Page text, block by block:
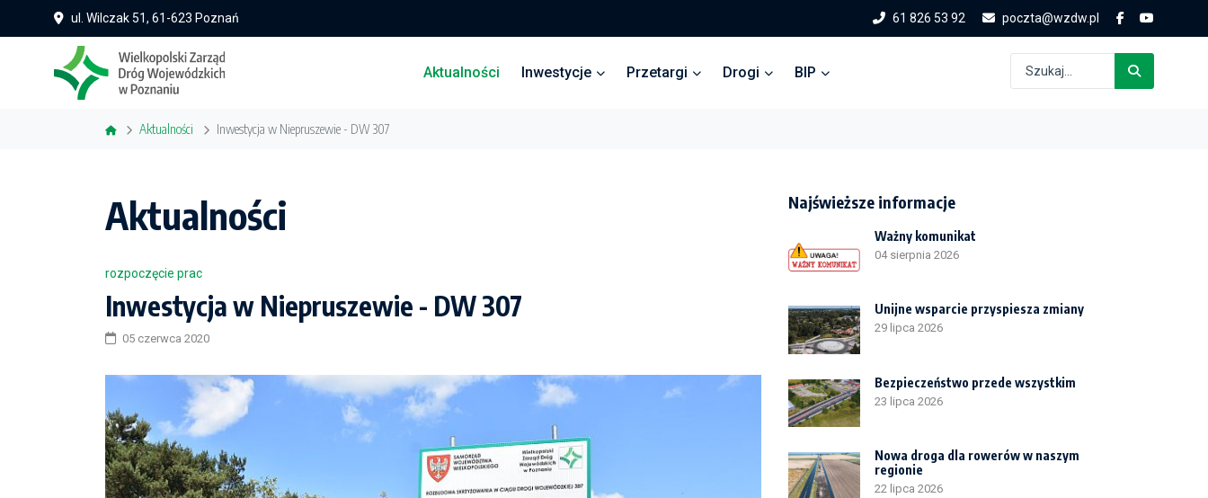
ul. Wilczak 51, 61-623 Poznań 61 826 53 92 poczta@wzdw.pl
Aktualności Inwestycje Przetargi Drogi BIP
Aktualności Inwestycja w Niepruszewie - DW 307
Aktualności
rozpoczęcie prac
Inwestycja w Niepruszewie - DW 307
05 czerwca 2020
Najświeższe informacje
Ważny komunikat
04 sierpnia 2026
Unijne wsparcie przyspiesza zmiany
29 lipca 2026
Bezpieczeństwo przede wszystkim
23 lipca 2026
Nowa droga dla rowerów w naszym
regionie
22 lipca 2026